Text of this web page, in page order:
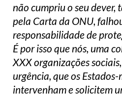
não cumpriu o seu dever,
pela Carta da ONU,
responsabilidade de
É por isso que nós, uma
XXX organizações
urgência, que os
intervenham e solicitem